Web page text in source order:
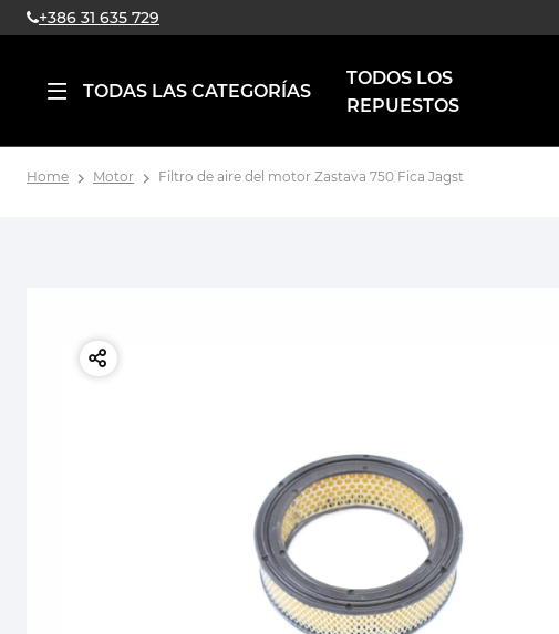
+386 31 635 729
TODAS LAS CATEGORÍAS
TODOS LOS
REPUESTOS
Home Motor Filtro de aire del motor Zastava 750 Fica Jagst